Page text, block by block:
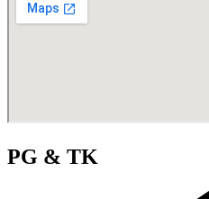
PG & TK